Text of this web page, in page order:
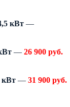
кВт —
— 26 900 руб.
кВт — 31 900 руб.